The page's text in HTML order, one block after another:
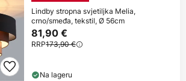
Lindby stropna svjetiljka Melia,
crno/smeđa, tekstil, Ø 56cm
81,90 €
RRP173,90 €
Na lageru